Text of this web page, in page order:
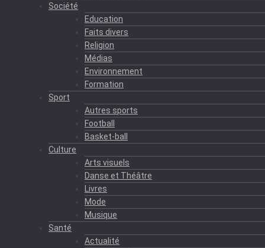
Société
Education
Faits divers
Religion
Médias
Environnement
Formation
Sport
Autres sports
Football
Basket-ball
Culture
Arts visuels
Danse et Théâtre
Livres
Mode
Musique
Santé
Actualité